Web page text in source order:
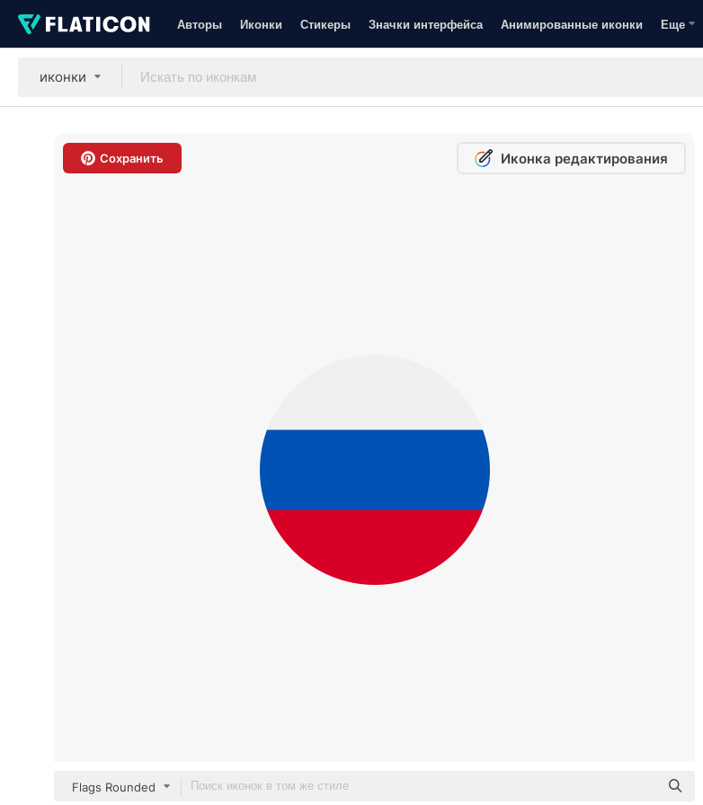
Авторы Иконки Стикеры Значки интерфейса Анимированные иконки Еще
иконки
Сохранить Иконка редактирования
Flags Rounded